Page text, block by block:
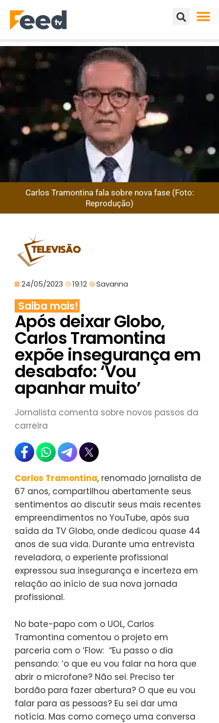
Carlos Tramontina fala sobre nova fase (Foto:
Reprodução)
24/05/2023 19:12 Savanna
Saiba mais!
Após deixar Globo,
Carlos Tramontina
expõe insegurança em
desabafo: ‘Vou
apanhar muito’
Jornalista comenta sobre novos passos da
carreira
Carlos Tramontina, renomado jornalista de
67 anos, compartilhou abertamente seus
sentimentos ao discutir seus mais recentes
empreendimentos no YouTube, após sua
saída da TV Globo, onde dedicou quase 44
anos de sua vida. Durante uma entrevista
reveladora, o experiente profissional
expressou sua insegurança e incerteza em
relação ao início de sua nova jornada
profissional.
No bate-papo com o UOL, Carlos
Tramontina comentou o projeto em
parceria com o ‘Flow: “Eu passo o dia
pensando: ‘o que eu vou falar na hora que
abrir o microfone? Não sei. Preciso ter
bordão para fazer abertura? O que eu vou
falar para as pessoas? Eu sei dar uma
notícia. Mas como começo uma conversa